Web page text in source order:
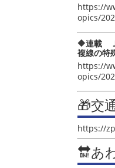
https://
opics/
🔶連載
複線の特
https://
opics/
🎁交
https://
🔛あ